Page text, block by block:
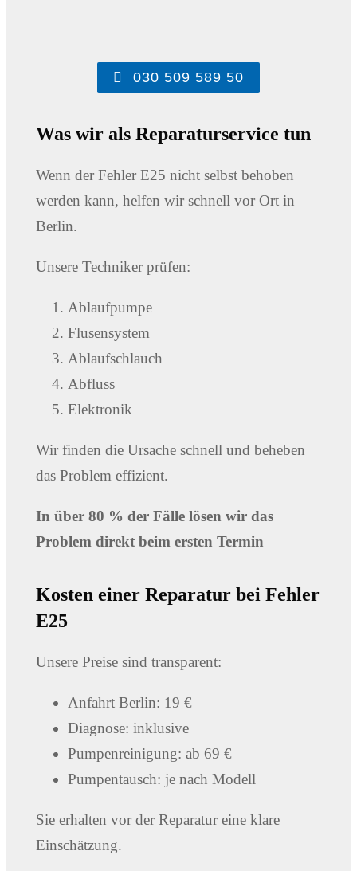
030 509 589 50
Was wir als Reparaturservice tun
Wenn der Fehler E25 nicht selbst behoben
werden kann, helfen wir schnell vor Ort in
Berlin.
Unsere Techniker prüfen:
Ablaufpumpe
Flusensystem
Ablaufschlauch
Abfluss
Elektronik
Wir finden die Ursache schnell und beheben
das Problem effizient.
In über 80 % der Fälle lösen wir das
Problem direkt beim ersten Termin
Kosten einer Reparatur bei Fehler
E25
Unsere Preise sind transparent:
Anfahrt Berlin: 19 €
Diagnose: inklusive
Pumpenreinigung: ab 69 €
Pumpentausch: je nach Modell
Sie erhalten vor der Reparatur eine klare
Einschätzung.